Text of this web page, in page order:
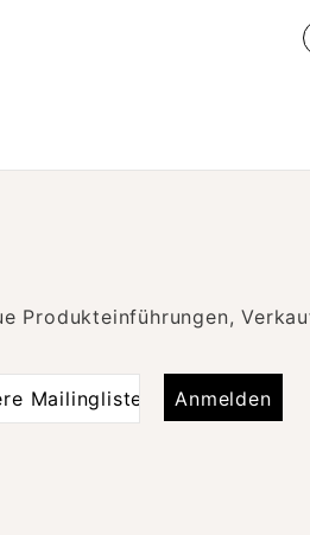
Produkteinführungen,